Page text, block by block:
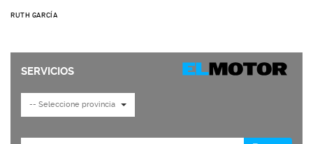
RUTH GARCÍA